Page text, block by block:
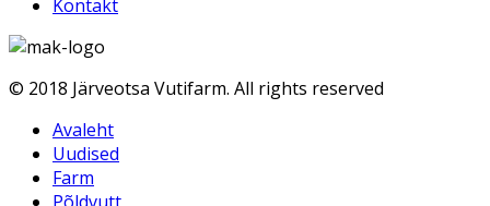
Kontakt
© 2018 Järveotsa Vutifarm. All rights reserved
Avaleht
Uudised
Farm